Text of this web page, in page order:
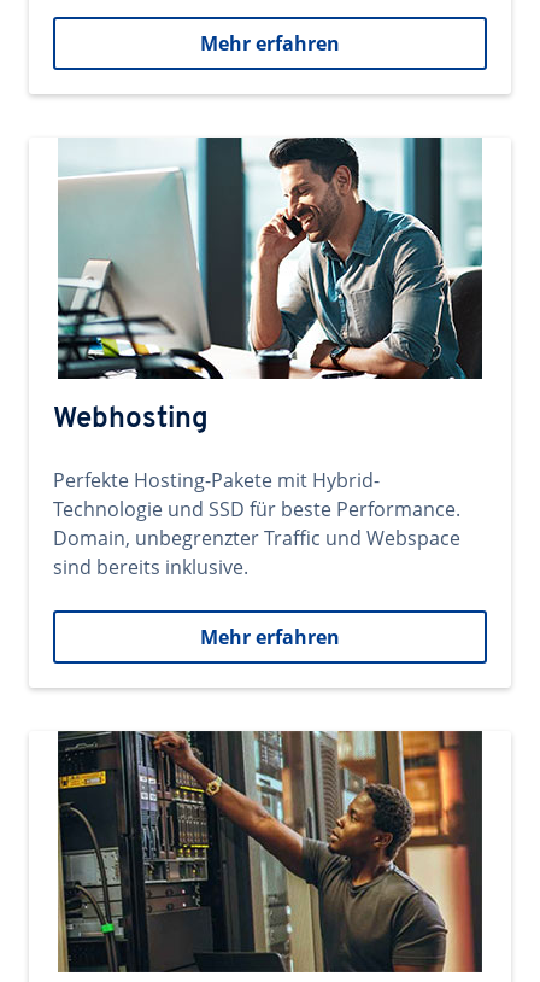
Mehr erfahren
Webhosting
Perfekte Hosting-Pakete mit Hybrid-
Technologie und SSD für beste Performance.
Domain, unbegrenzter Traffic und Webspace
sind bereits inklusive.
Mehr erfahren